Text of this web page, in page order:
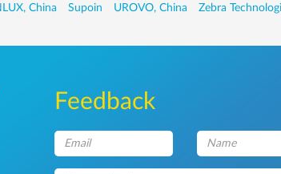
China
Supoin UROVO, China Zebra
Feedback